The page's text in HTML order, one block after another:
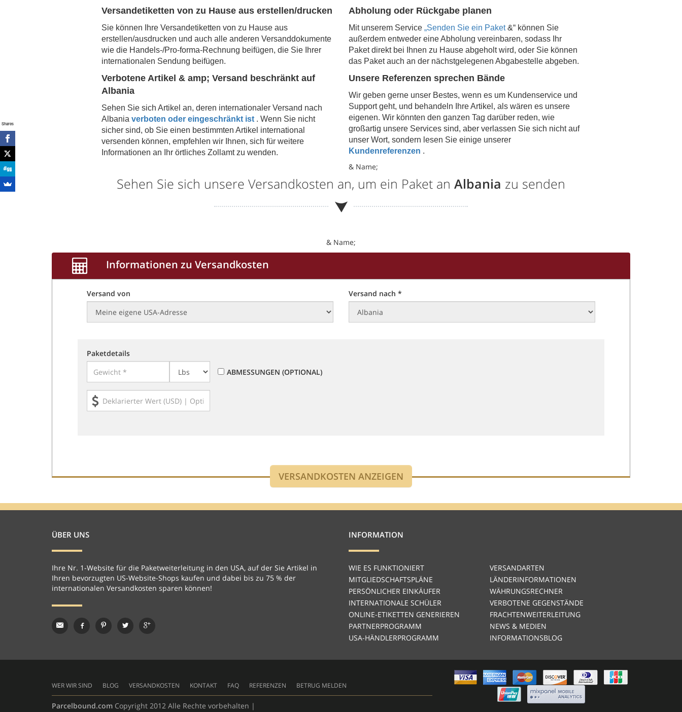
Versandetiketten von zu Hause aus erstellen/drucken
Sie können Ihre Versandetiketten von zu Hause aus
erstellen/ausdrucken und auch alle anderen Versanddokumente
wie die Handels-/Pro-forma-Rechnung beifügen, die Sie Ihrer
internationalen Sendung beifügen.
Abholung oder Rückgabe planen
Mit unserem Service „Senden Sie ein Paket&“ können Sie
außerdem entweder eine Abholung vereinbaren, sodass Ihr
Paket direkt bei Ihnen zu Hause abgeholt wird, oder Sie können
das Paket auch an der nächstgelegenen Abgabestelle abgeben.
Verbotene Artikel & amp; Versand beschränkt auf
Albania
Sehen Sie sich Artikel an, deren internationaler Versand nach
Albania verboten oder eingeschränkt ist. Wenn Sie nicht
sicher sind, ob Sie einen bestimmten Artikel international
versenden können, empfehlen wir Ihnen, sich für weitere
Informationen an Ihr örtliches Zollamt zu wenden.
Unsere Referenzen sprechen Bände
Wir geben gerne unser Bestes, wenn es um Kundenservice und
Support geht, und behandeln Ihre Artikel, als wären es unsere
eigenen. Wir könnten den ganzen Tag darüber reden, wie
großartig unsere Services sind, aber verlassen Sie sich nicht auf
unser Wort, sondern lesen Sie einige unserer
Kundenreferenzen .
& Name;
Sehen Sie sich unsere Versandkosten an, um ein Paket an Albania zu senden
& Name;
Informationen zu Versandkosten
Versand von Versand nach *
Paketdetails
ABMESSUNGEN (OPTIONAL)
ÜBER UNS
Ihre Nr. 1-Website für die Paketweiterleitung in den USA, auf der Sie Artikel in
Ihren bevorzugten US-Website-Shops kaufen und dabei bis zu 75 % der
internationalen Versandkosten sparen können!
INFORMATION
WIE ES FUNKTIONIERT
MITGLIEDSCHAFTSPLÄNE
PERSÖNLICHER EINKÄUFER
INTERNATIONALE SCHÜLER
ONLINE-ETIKETTEN GENERIEREN
PARTNERPROGRAMM
USA-HÄNDLERPROGRAMM
VERSANDARTEN
LÄNDERINFORMATIONEN
WÄHRUNGSRECHNER
VERBOTENE GEGENSTÄNDE
FRACHTENWEITERLEITUNG
NEWS & MEDIEN
INFORMATIONSBLOG
WER WIR SIND BLOG VERSANDKOSTEN KONTAKT FAQ REFERENZEN BETRUG MELDEN
Parcelbound.com Copyright 2012 Alle Rechte vorbehalten |
AMERICAN
EXPRESS
Shares